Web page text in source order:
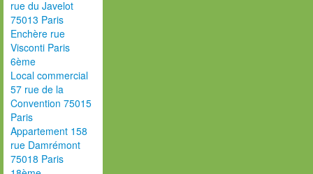
rue du Javelot
75013 Paris
Enchère rue
Visconti Paris
6ème
Local commercial
57 rue de la
Convention 75015
Paris
Appartement 158
rue Damrémont
75018 Paris